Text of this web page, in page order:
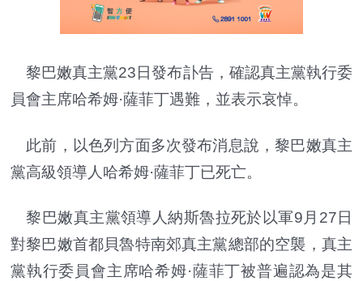
黎巴嫩真主黨23日發布訃告，確認真主黨執行委
員會主席哈希姆·薩菲丁遇難，並表示哀悼。
此前，以色列方面多次發布消息說，黎巴嫩真主
黨高級領導人哈希姆·薩菲丁已死亡。
黎巴嫩真主黨領導人納斯魯拉死於以軍9月27日
對黎巴嫩首都貝魯特南郊真主黨總部的空襲，真主
黨執行委員會主席哈希姆·薩菲丁被普遍認為是其